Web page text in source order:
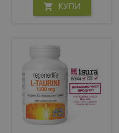
 КУПИ